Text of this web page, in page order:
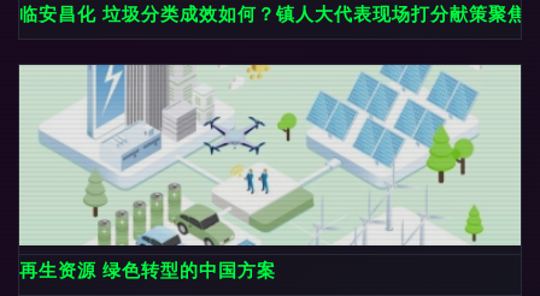
临安昌化 垃圾分类成效如何？镇人大代表现场打分献策聚焦
再生资源 绿色转型的中国方案